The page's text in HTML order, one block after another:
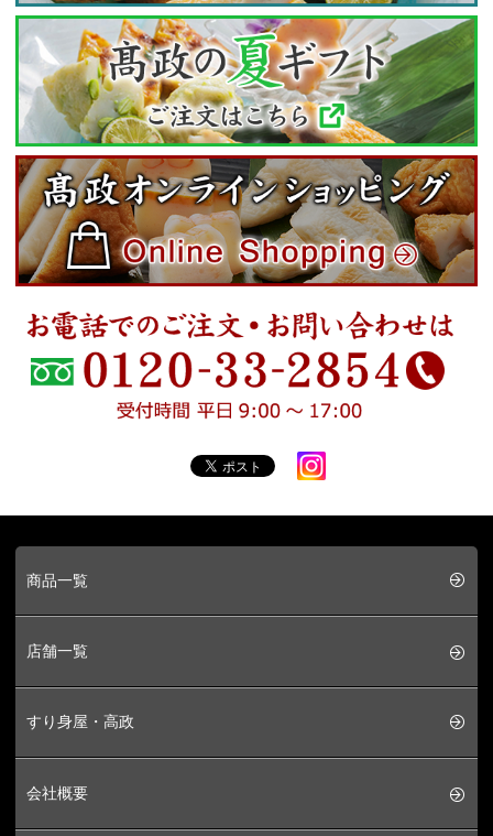
商品一覧
店舗一覧
すり身屋・高政
会社概要